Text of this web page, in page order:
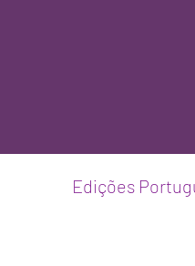
Edições